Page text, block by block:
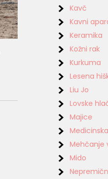
Kavč
Kavni
Keramika
Kožni rak
Kurkuma
Lesena
Liu Jo
Lovske
Majice
Mehčanje
Mido